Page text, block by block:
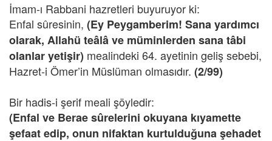
İmam-ı Rabbani hazretleri buyuruyor ki:
Enfal sûresinin, (Ey Peygamberim! Sana yardımcı
olarak, Allahü teâlâ ve müminlerden sana tâbi
olanlar yetişir) mealindeki 64. ayetinin geliş sebebi,
Hazret-i Ömer’in Müslüman olmasıdır. (2/99)
Bir hadis-i şerif meali şöyledir:
(Enfal ve Berae sûrelerini okuyana kıyamette
şefaat edip, onun nifaktan kurtulduğuna şehadet